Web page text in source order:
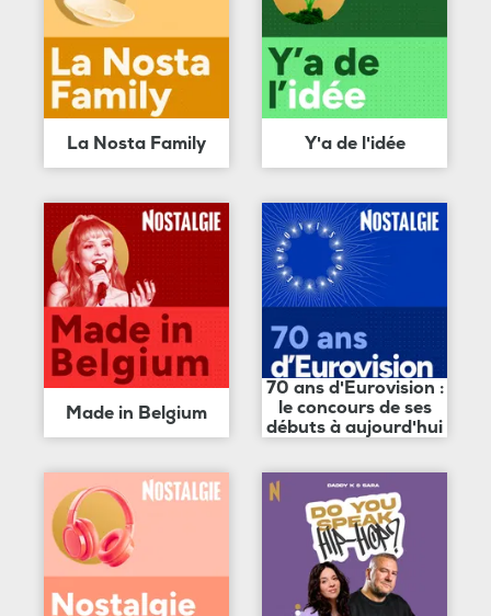
La Nosta Family Y'a de l'idée
Made in Belgium
70 ans d'Eurovision :
le concours de ses
débuts à aujourd'hui